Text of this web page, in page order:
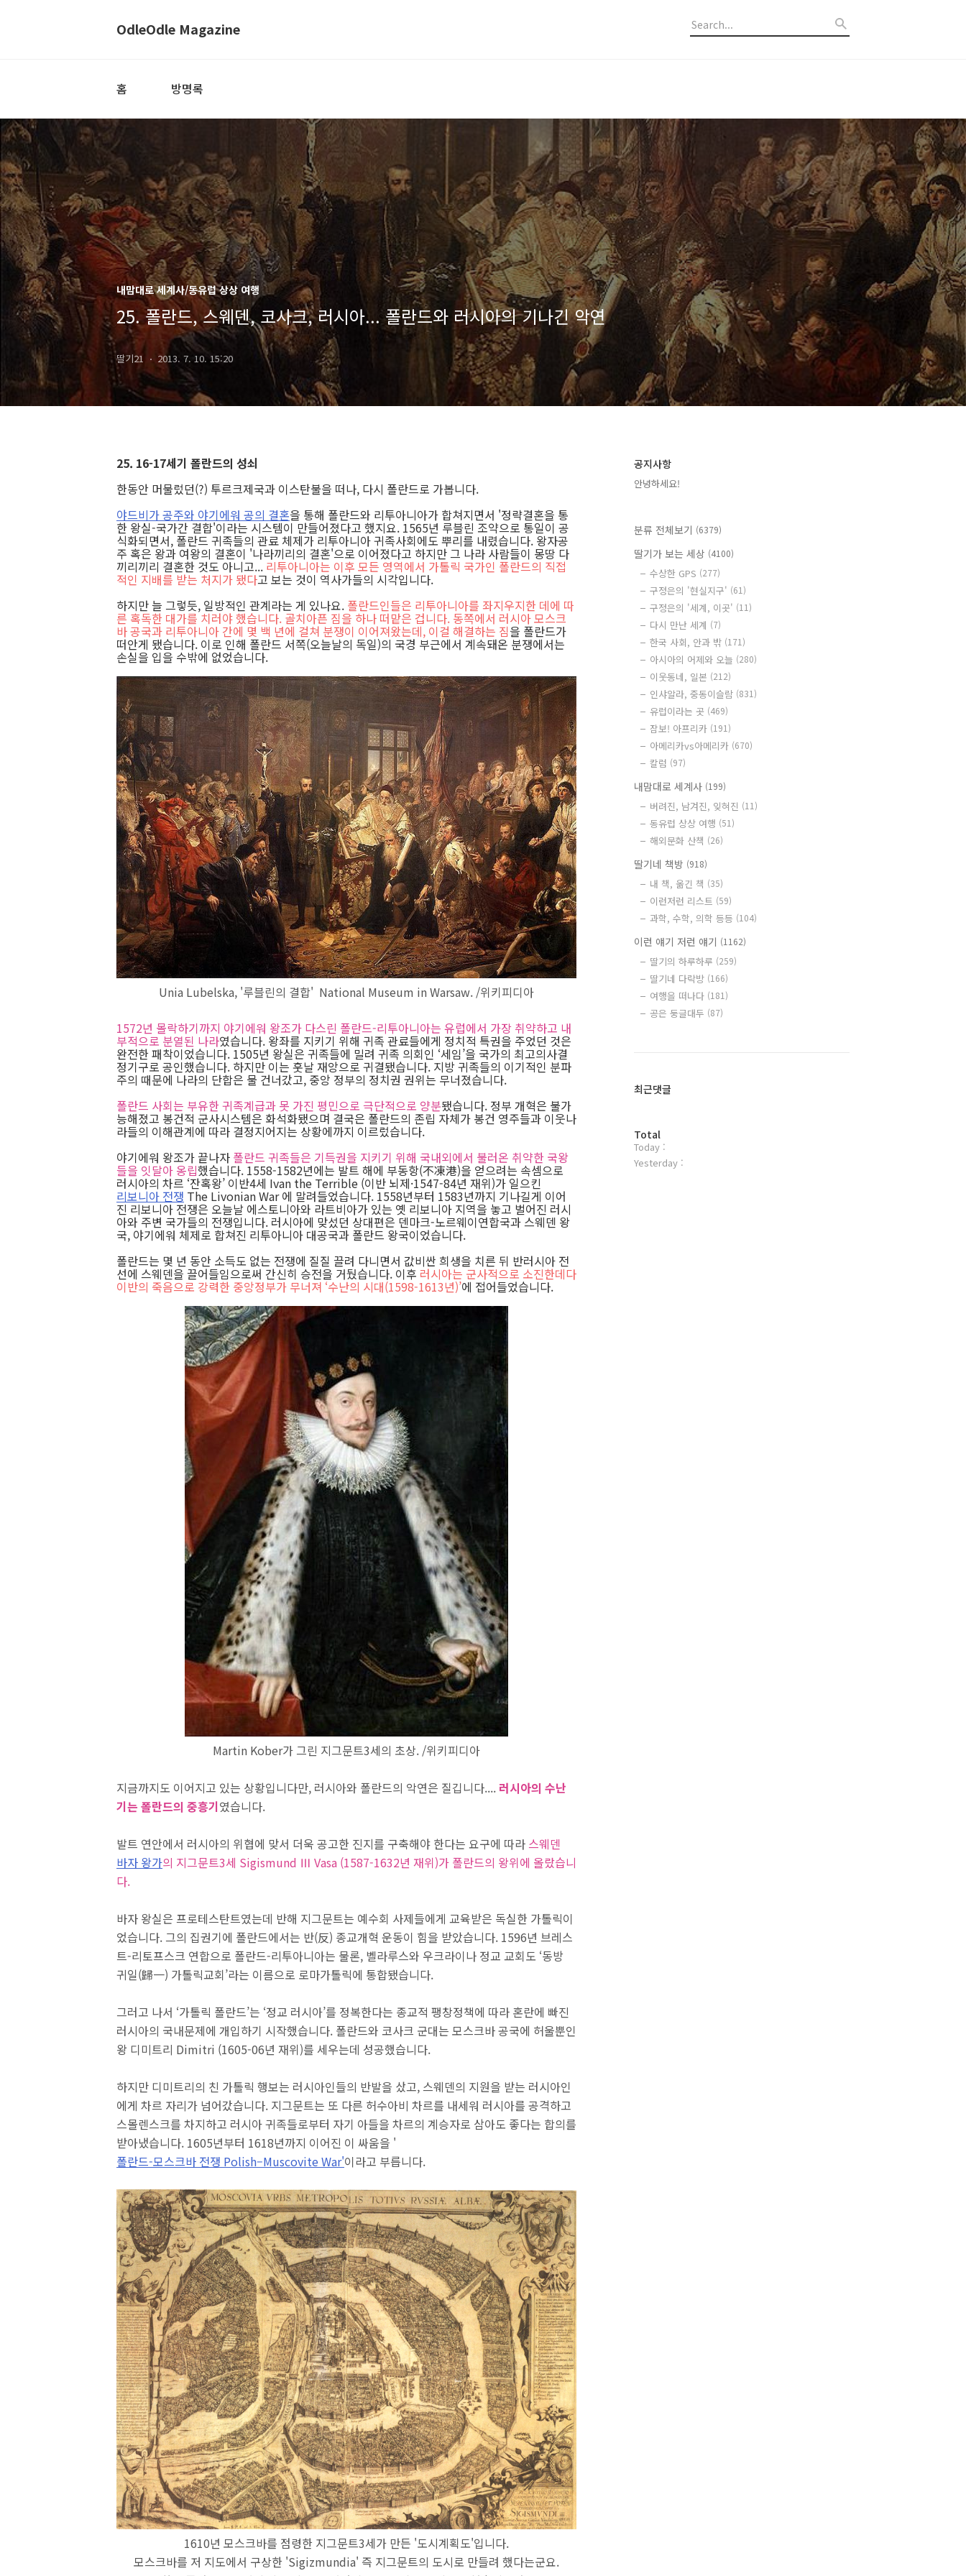
OdleOdle Magazine
홈 방명록
내맘대로 세계사/동유럽 상상 여행
25. 폴란드, 스웨덴, 코사크, 러시아... 폴란드와 러시아의 기나긴 악연
딸기21 2013. 7. 10. 15:20
25. 16-17세기 폴란드의 성쇠
한동안 머물렀던(?) 투르크제국과 이스탄불을 떠나, 다시 폴란드로 가봅니다.
야드비가 공주와 야기에워 공의 결혼을 통해 폴란드와 리투아니아가 합쳐지면서 '정략결혼을 통
한 왕실-국가간 결합'이라는 시스템이 만들어졌다고 했지요. 1565년 루블린 조약으로 통일이 공
식화되면서, 폴란드 귀족들의 관료 체제가 리투아니아 귀족사회에도 뿌리를 내렸습니다. 왕자공
주 혹은 왕과 여왕의 결혼이 '나라끼리의 결혼'으로 이어졌다고 하지만 그 나라 사람들이 몽땅 다
끼리끼리 결혼한 것도 아니고... 리투아니아는 이후 모든 영역에서 가톨릭 국가인 폴란드의 직접
적인 지배를 받는 처지가 됐다고 보는 것이 역사가들의 시각입니다.
하지만 늘 그렇듯, 일방적인 관계라는 게 있나요. 폴란드인들은 리투아니아를 좌지우지한 데에 따
른 혹독한 대가를 치러야 했습니다. 골치아픈 짐을 하나 떠맡은 겁니다. 동쪽에서 러시아 모스크
바 공국과 리투아니아 간에 몇 백 년에 걸쳐 분쟁이 이어져왔는데, 이걸 해결하는 짐을 폴란드가
떠안게 됐습니다. 이로 인해 폴란드 서쪽(오늘날의 독일)의 국경 부근에서 계속돼온 분쟁에서는
손실을 입을 수밖에 없었습니다.
Unia Lubelska, '루블린의 결합' National Museum in Warsaw. /위키피디아
1572년 몰락하기까지 야기에워 왕조가 다스린 폴란드-리투아니아는 유럽에서 가장 취약하고 내
부적으로 분열된 나라였습니다. 왕좌를 지키기 위해 귀족 관료들에게 정치적 특권을 주었던 것은
완전한 패착이었습니다. 1505년 왕실은 귀족들에 밀려 귀족 의회인 ‘세임’을 국가의 최고의사결
정기구로 공인했습니다. 하지만 이는 훗날 재앙으로 귀결됐습니다. 지방 귀족들의 이기적인 분파
주의 때문에 나라의 단합은 물 건너갔고, 중앙 정부의 정치권 권위는 무너졌습니다.
폴란드 사회는 부유한 귀족계급과 못 가진 평민으로 극단적으로 양분됐습니다. 정부 개혁은 불가
능해졌고 봉건적 군사시스템은 화석화됐으며 결국은 폴란드의 존립 자체가 봉건 영주들과 이웃나
라들의 이해관계에 따라 결정지어지는 상황에까지 이르렀습니다.
야기에워 왕조가 끝나자 폴란드 귀족들은 기득권을 지키기 위해 국내외에서 불러온 취약한 국왕
들을 잇달아 옹립했습니다. 1558-1582년에는 발트 해에 부동항(不凍港)을 얻으려는 속셈으로
러시아의 차르 ‘잔혹왕’ 이반4세 Ivan the Terrible (이반 뇌제·1547-84년 재위)가 일으킨
리보니아 전쟁 The Livonian War 에 말려들었습니다. 1558년부터 1583년까지 기나길게 이어
진 리보니아 전쟁은 오늘날 에스토니아와 라트비아가 있는 옛 리보니아 지역을 놓고 벌어진 러시
아와 주변 국가들의 전쟁입니다. 러시아에 맞섰던 상대편은 덴마크-노르웨이연합국과 스웨덴 왕
국, 야기에워 체제로 합쳐진 리투아니아 대공국과 폴란드 왕국이었습니다.
폴란드는 몇 년 동안 소득도 없는 전쟁에 질질 끌려 다니면서 값비싼 희생을 치른 뒤 반러시아 전
선에 스웨덴을 끌어들임으로써 간신히 승전을 거뒀습니다. 이후 러시아는 군사적으로 소진한데다
이반의 죽음으로 강력한 중앙정부가 무너져 ‘수난의 시대(1598-1613년)’에 접어들었습니다.
Martin Kober가 그린 지그문트3세의 초상. /위키피디아
지금까지도 이어지고 있는 상황입니다만, 러시아와 폴란드의 악연은 질깁니다.... 러시아의 수난
기는 폴란드의 중흥기였습니다.
발트 연안에서 러시아의 위협에 맞서 더욱 공고한 진지를 구축해야 한다는 요구에 따라스웨덴
바자 왕가의 지그문트3세 Sigismund Ⅲ Vasa (1587-1632년 재위)가 폴란드의 왕위에 올랐습니
다.
바자 왕실은 프로테스탄트였는데 반해 지그문트는 예수회 사제들에게 교육받은 독실한 가톨릭이
었습니다. 그의 집권기에 폴란드에서는 반(反) 종교개혁 운동이 힘을 받았습니다. 1596년 브레스
트-리토프스크 연합으로 폴란드-리투아니아는 물론, 벨라루스와 우크라이나 정교 교회도 ‘동방
귀일(歸一) 가톨릭교회’라는 이름으로 로마가톨릭에 통합됐습니다.
그러고 나서 ‘가톨릭 폴란드’는 ‘정교 러시아’를 정복한다는 종교적 팽창정책에 따라 혼란에 빠진
러시아의 국내문제에 개입하기 시작했습니다. 폴란드와 코사크 군대는 모스크바 공국에 허울뿐인
왕 디미트리 Dimitri (1605-06년 재위)를 세우는데 성공했습니다.
하지만 디미트리의 친 가톨릭 행보는 러시아인들의 반발을 샀고, 스웨덴의 지원을 받는 러시아인
에게 차르 자리가 넘어갔습니다. 지그문트는 또 다른 허수아비 차르를 내세워 러시아를 공격하고
스몰렌스크를 차지하고 러시아 귀족들로부터 자기 아들을 차르의 계승자로 삼아도 좋다는 합의를
받아냈습니다. 1605년부터 1618년까지 이어진 이 싸움을 '
폴란드-모스크바 전쟁 Polish–Muscovite War'이라고 부릅니다.
1610년 모스크바를 점령한 지그문트3세가 만든 '도시계획도'입니다.
모스크바를 저 지도에서 구상한 'Sigizmundia' 즉 지그문트의 도시로 만들려 했다는군요.
공지사항
안녕하세요!
분류 전체보기 (6379)
딸기가 보는 세상 (4100)
수상한 GPS (277)
구정은의 '현실지구' (61)
구정은의 '세계, 이곳' (11)
다시 만난 세계 (7)
한국 사회, 안과 밖 (171)
아시아의 어제와 오늘 (280)
이웃동네, 일본 (212)
인샤알라, 중동이슬람 (831)
유럽이라는 곳 (469)
잠보! 아프리카 (191)
아메리카vs아메리카 (670)
칼럼 (97)
내맘대로 세계사 (199)
버려진, 남겨진, 잊혀진 (11)
동유럽 상상 여행 (51)
해외문화 산책 (26)
딸기네 책방 (918)
내 책, 옮긴 책 (35)
이런저런 리스트 (59)
과학, 수학, 의학 등등 (104)
이런 얘기 저런 얘기 (1162)
딸기의 하루하루 (259)
딸기네 다락방 (166)
여행을 떠나다 (181)
공은 둥글대두 (87)
최근댓글
방
문
자
Total
Today :
Yesterday :